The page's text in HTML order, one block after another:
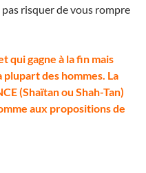
risquer de vous rompre
qui gagne à la fin mais
plupart des hommes. La
(Shaïtan ou Shah-Tan)
aux propositions de